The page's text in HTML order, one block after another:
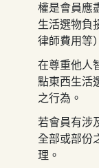
權是會員應
生活選物負
律師費用等
在尊重他人
點東西生活
之行為。
若會員有涉
全部或部份
理。